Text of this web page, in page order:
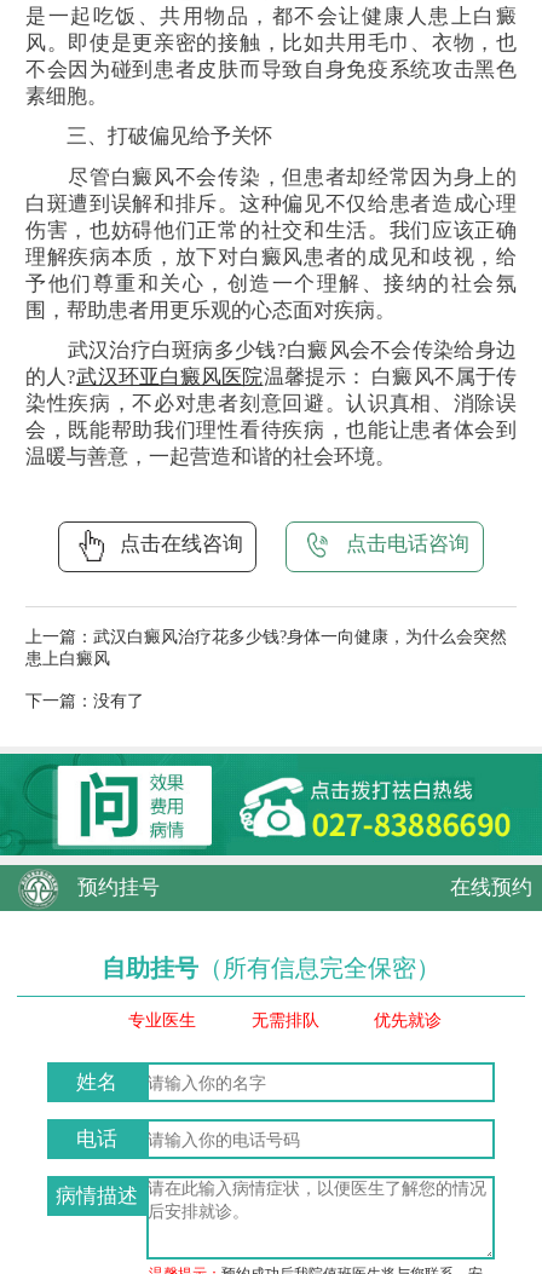
是一起吃饭、共用物品，都不会让健康人患上白癜
风。即使是更亲密的接触，比如共用毛巾、衣物，也
不会因为碰到患者皮肤而导致自身免疫系统攻击黑色
素细胞。
三、打破偏见给予关怀
尽管白癜风不会传染，但患者却经常因为身上的
白斑遭到误解和排斥。这种偏见不仅给患者造成心理
伤害，也妨碍他们正常的社交和生活。我们应该正确
理解疾病本质，放下对白癜风患者的成见和歧视，给
予他们尊重和关心，创造一个理解、接纳的社会氛
围，帮助患者用更乐观的心态面对疾病。
武汉治疗白斑病多少钱?白癜风会不会传染给身边
的人?武汉环亚白癜风医院温馨提示： 白癜风不属于传
染性疾病，不必对患者刻意回避。认识真相、消除误
会，既能帮助我们理性看待疾病，也能让患者体会到
温暖与善意，一起营造和谐的社会环境。
点击在线咨询 点击电话咨询
上一篇： 武汉白癜风治疗花多少钱?身体一向健康，为什么会突然
患上白癜风
下一篇：没有了
预约挂号 在线预约
自助挂号 （所有信息完全保密）
专业医生 无需排队 优先就诊
姓名
电话
病情描述